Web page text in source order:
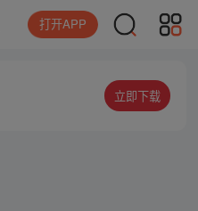
打开APP
立即下载